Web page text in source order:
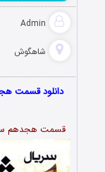
Admin
شاهگوش
قسمت هجدهم